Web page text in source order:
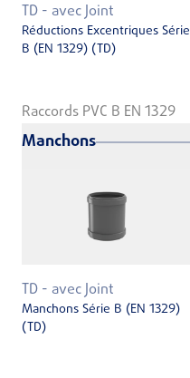
TD - avec Joint
Réductions Excentriques Série
B (EN 1329) (TD)
Raccords PVC B EN 1329
Manchons
TD - avec Joint
Manchons Série B (EN 1329)
(TD)